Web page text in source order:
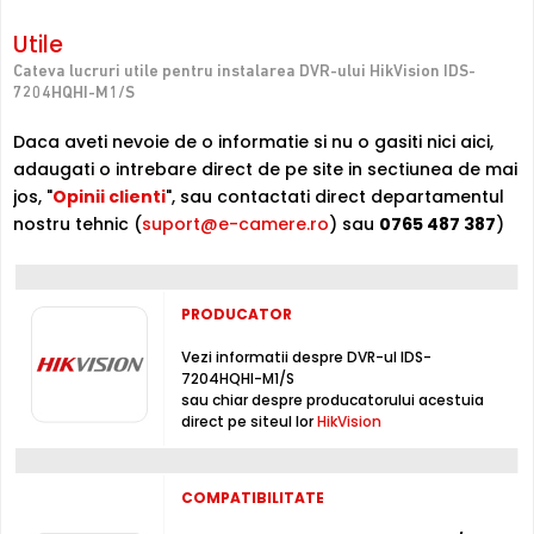
de supraveghere ce au o rezolutie maxima de 3.5
Megapixeli, cu maxim 15 de cadre/secunda/canal.
Tehnologie
DVR-ul permite conectarea unor camere cu tehnologie
HDCVI, HDTVI, AHD, ANALOGICA, IP . Pentru echipamentele
compatibile, puteti gasi in tabul "Utile" link-uri catre
fiecare echipamente din fiecare tehnologie.
video, pe acest DVR, folosind compresia H.265 Pro+ /
dupa un orar (fortat, la detectie miscare, lipsa semnal
video, mascare camera, etc.), folosind un hard disk intern,
neinclus in pachet (maxim 1 x 10000 Gb, neinclus)
Inregistratorul este conceput cu o singura intrare audio,
Utile
Cateva lucruri utile pentru instalarea DVR-ului HikVision IDS-
7204HQHI-M1/S
Daca aveti nevoie de o informatie si nu o gasiti nici aici,
adaugati o intrebare direct de pe site in sectiunea de mai
jos, "Opinii clienti", sau contactati direct departamentul
nostru tehnic (suport@e-camere.ro) sau 0765 487 387)
PRODUCATOR
Vezi informatii despre DVR-ul IDS-
7204HQHI-M1/S
sau chiar despre producatorului acestuia
direct pe siteul lorHikVision
COMPATIBILITATE